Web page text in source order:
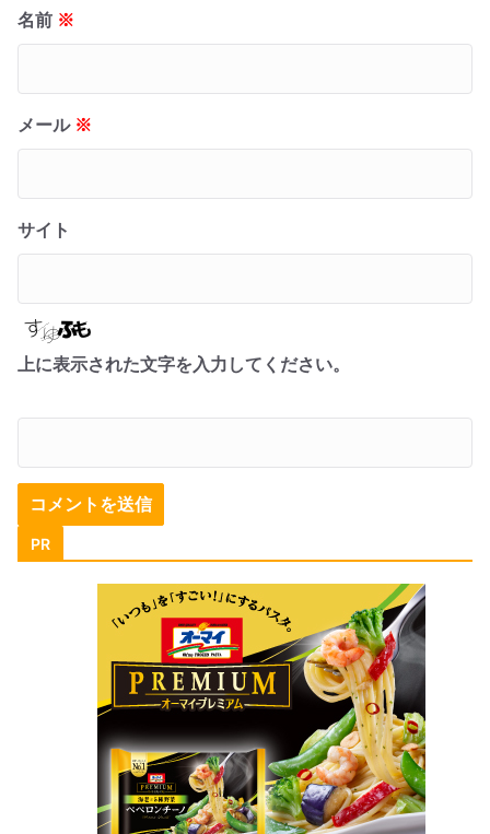
名前 ※
メール ※
サイト
上に表示された文字を入力してください。
PR